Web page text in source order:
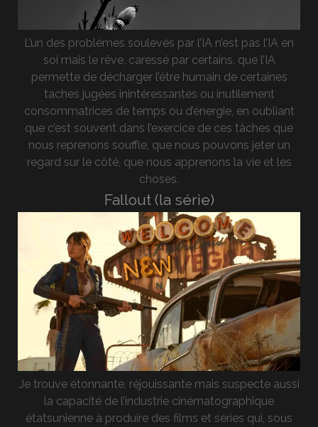
L’un des problèmes soulevés par l’IA n’est pas l’IA en
soi mais le rêve, caressé par certains, que l’IA
permette de décharger l’être humain de certaines
taches jugées inintéressantes ou inutilement
consommatrices de temps ou d’énergie, en oubliant
que c’est souvent dans l’exercice de ces tâches que
nous reprenons souffle, que nous pouvons jeter un
regard sur le côté, que nous apprenons la vie et les
choses.
Fallout (la série)
Je trouve étonnante, réjouissante mais suspecte aussi
la capacité de l’industrie cinématographique
étatsunienne à produire des films et séries qui, sous